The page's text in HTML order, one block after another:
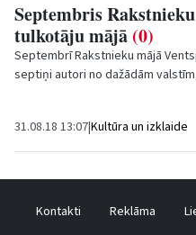
Septembris
tulkotāju mājā (0)
Septembrī Rakstnieku mājā
septiņi autori no dažādām
31.08.18 13:07|Kultūra un izklaide
Kontakti Reklāma